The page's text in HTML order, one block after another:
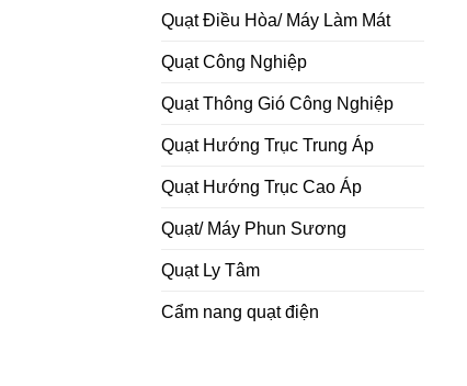
Quạt Điều Hòa/ Máy Làm Mát
Quạt Công Nghiệp
Quạt Thông Gió Công Nghiệp
Quạt Hướng Trục Trung Áp
Quạt Hướng Trục Cao Áp
Quạt/ Máy Phun Sương
Quạt Ly Tâm
Cẩm nang quạt điện